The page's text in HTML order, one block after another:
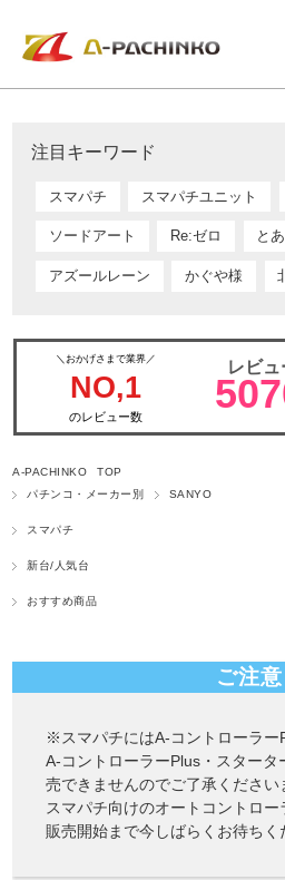
注目キーワード
スマパチ スマパチユニット
ソードアート Re:ゼロ と
アズールレーン かぐや様
＼おかげさまで業界／
NO,1
のレビュー数
レビュ
A-PACHINKO TOP
パチンコ・メーカー別
SANYO
スマパチ
新台/人気台
おすすめ商品
ご注意
※スマパチにはA-コントローラー
A-コントローラーPlus・スタータ
売できませんのでご了承ください
スマパチ向けのオートコントロー
販売開始まで今しばらくお待ちく